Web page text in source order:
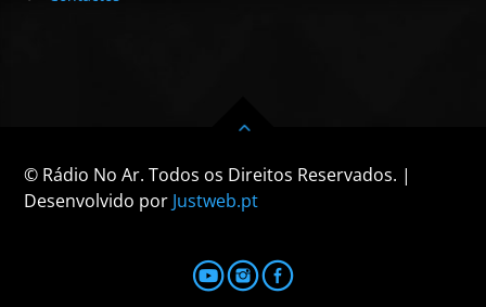
© Rádio No Ar. Todos os Direitos Reservados. |
Desenvolvido por Justweb.pt